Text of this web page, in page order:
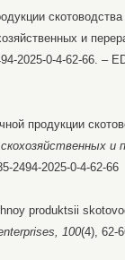
и
2025-0-4-62-66. –
продукции
2494-2025-0-4-62-66
produktsii
100(4), 62-